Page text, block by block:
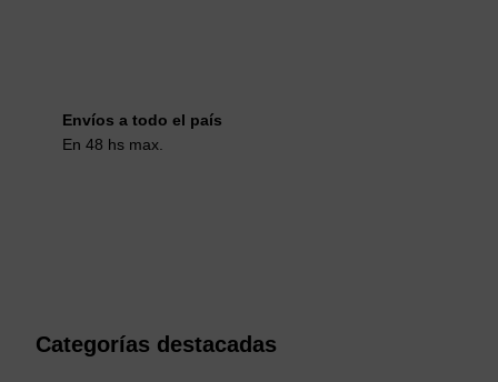
Envíos a todo el país
En 48 hs max.
Categorías destacadas